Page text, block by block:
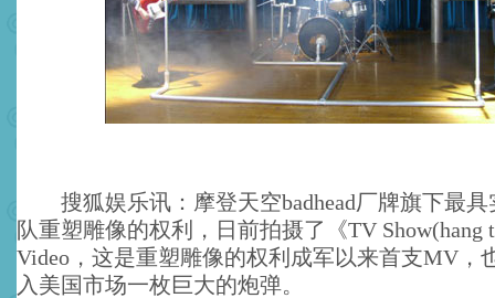
搜狐娱乐讯：摩登天空badhead厂牌旗下最具
队重塑雕像的权利，日前拍摄了《TV Show(hang
Video，这是重塑雕像的权利成军以来首支MV，
入美国市场一枚巨大的炮弹。